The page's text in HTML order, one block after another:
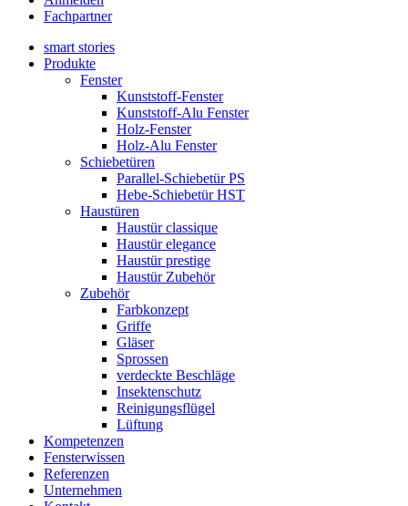
Fachpartner
smart stories
Produkte
Fenster
Kunststoff-Fenster
Kunststoff-Alu Fenster
Holz-Fenster
Holz-Alu Fenster
Schiebetüren
Parallel-Schiebetür PS
Hebe-Schiebetür HST
Haustüren
Haustür classique
Haustür elegance
Haustür prestige
Haustür Zubehör
Zubehör
Farbkonzept
Griffe
Gläser
Sprossen
verdeckte Beschläge
Insektenschutz
Reinigungsflügel
Lüftung
Kompetenzen
Fensterwissen
Referenzen
Unternehmen